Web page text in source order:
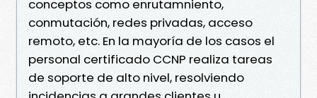
conceptos como enrutamniento,
conmutación, redes privadas, acceso
remoto, etc. En la mayoría de los casos el
personal certificado CCNP realiza tareas
de soporte de alto nivel, resolviendo